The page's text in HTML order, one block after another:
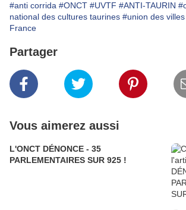
#anti corrida #ONCT #UVTF #ANTI-TAURIN
national des cultures taurines #union des
France
Partager
Vous aimerez aussi
L'ONCT DÉNONCE - 35
PARLEMENTAIRES SUR 925 !